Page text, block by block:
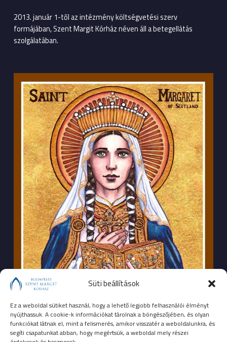
Süti beállítások
Ez a weboldal sütiket használ, hogy a lehető legjobb felhasználói élményt
nyújthassuk. A cookie-k információkat tárolnak a böngészőjében, és olyan
funkciókat látnak el, mint a felismerés, amikor visszatér a weboldalunkra, és
segíti csapatunkat abban, hogy megértsük, a weboldal mely részei
2013. január 1-től az intézmény költségvetési szerv
formájában, Szent Margit Kórház néven áll a betegellátás
szolgálatában.